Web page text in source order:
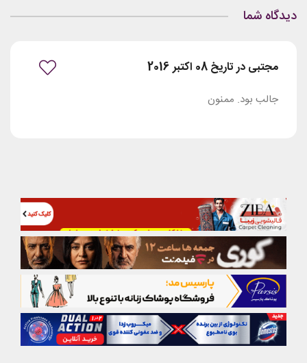
دیدگاه شما
مجتبی در تاریخ 08 اکتبر 2016
جالب بود. ممنون